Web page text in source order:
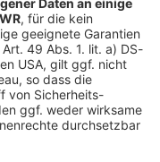
kostenlosen ROCK
Musiknews,
Aktionen -